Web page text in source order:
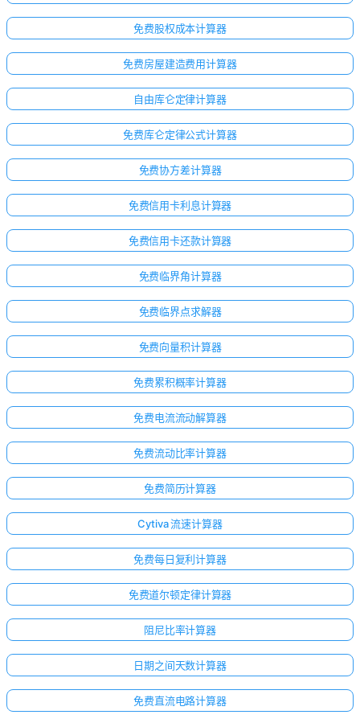
点击
登
录！
免费股权成本计算器
免费房屋建造费用计算器
自由库仑定律计算器
免费库仑定律公式计算器
免费协方差计算器
免费信用卡利息计算器
免费信用卡还款计算器
免费临界角计算器
免费临界点求解器
免费向量积计算器
免费累积概率计算器
免费电流流动解算器
免费流动比率计算器
免费简历计算器
Cytiva 流速计算器
免费每日复利计算器
免费道尔顿定律计算器
阻尼比率计算器
日期之间天数计算器
免费直流电路计算器